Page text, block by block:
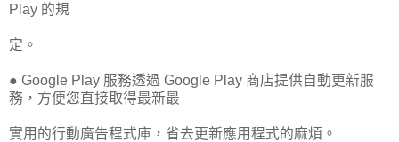
Play 的規
定。
● Google Play 服務透過 Google Play 商店提供自動更新服
務，方便您直接取得最新最
實用的行動廣告程式庫，省去更新應用程式的麻煩。